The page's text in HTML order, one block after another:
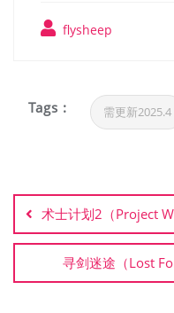
flysheep
Tags : 需更新2025.4
章
导
航
术士计划2（Project
寻剑迷途（Lost